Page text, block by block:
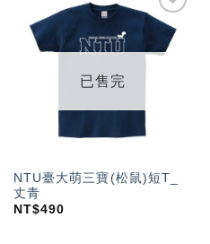
加入
「願
望輕
已售完
NTU臺大萌三寶(松鼠)短T_
丈青
NT$490